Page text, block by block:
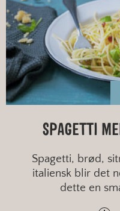
SPAGETTI
Spagetti, brød,
italiensk blir det
dette en